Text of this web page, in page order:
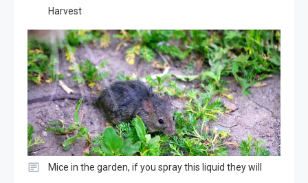
Harvest
Mice in the garden, if you spray this liquid they will